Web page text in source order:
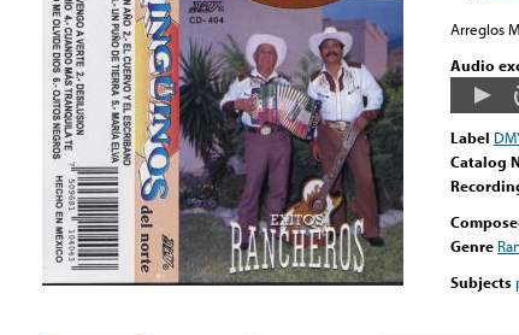
Arreglos
Audio
Label
Catalog
Genre
Subjects